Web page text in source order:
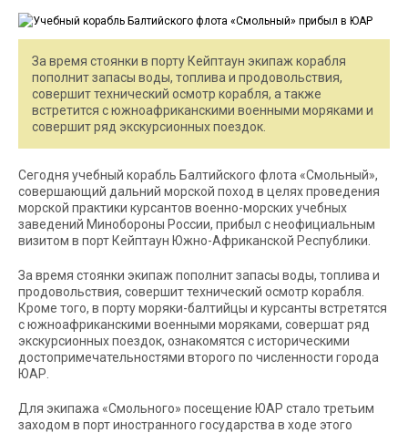
За время стоянки в порту Кейптаун экипаж корабля
пополнит запасы воды, топлива и продовольствия,
совершит технический осмотр корабля, а также
встретится с южноафриканскими военными моряками и
совершит ряд экскурсионных поездок.
Сегодня учебный корабль Балтийского флота «Смольный»,
совершающий дальний морской поход в целях проведения
морской практики курсантов военно-морских учебных
заведений Минобороны России, прибыл с неофициальным
визитом в порт Кейптаун Южно-Африканской Республики.
За время стоянки экипаж пополнит запасы воды, топлива и
продовольствия, совершит технический осмотр корабля.
Кроме того, в порту моряки-балтийцы и курсанты встретятся
с южноафриканскими военными моряками, совершат ряд
экскурсионных поездок, ознакомятся с историческими
достопримечательностями второго по численности города
ЮАР.
Для экипажа «Смольного» посещение ЮАР стало третьим
заходом в порт иностранного государства в ходе этого